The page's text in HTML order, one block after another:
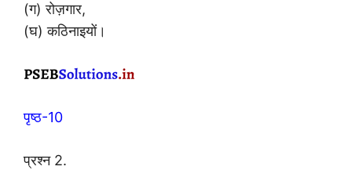
(ग) रोज़गार,
(घ) कठिनाइयों।
पृष्ठ-10
प्रश्न 2.